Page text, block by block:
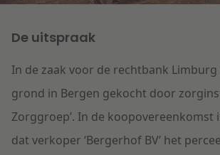
De uitspraak
In de zaak voor de rechtbank
grond in Bergen gekocht door
Zorggroep’. In de koopovereenkomst
dat verkoper ‘Bergerhof BV’ het